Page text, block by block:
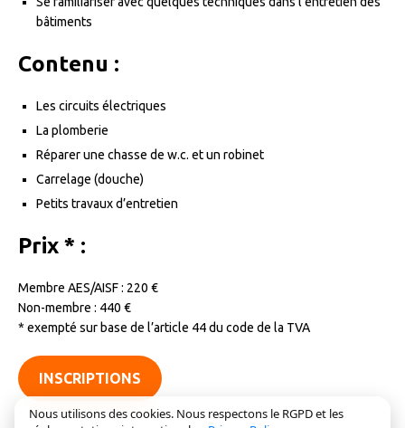
bâtiments
Contenu :
Les circuits électriques
La plomberie
Réparer une chasse de w.c. et un robinet
Carrelage (douche)
Petits travaux d’entretien
Prix * :
Membre AES/AISF : 220 €
Non-membre : 440 €
* exempté sur base de l’article 44 du code de la TVA
INSCRIPTIONS
Nous utilisons des cookies. Nous respectons le RGPD et les